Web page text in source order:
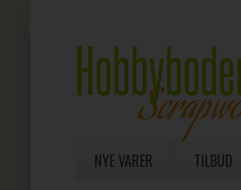
NYE VARER TILBUD